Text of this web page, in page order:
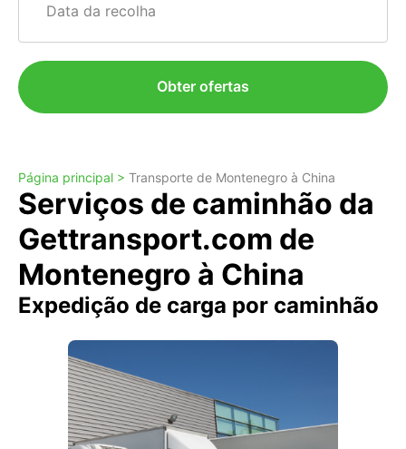
Data da recolha
Obter ofertas
Página principal > Transporte de Montenegro à China
Serviços de caminhão da
Gettransport.com de
Montenegro à China
Expedição de carga por caminhão